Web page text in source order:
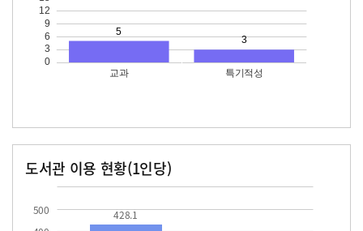
도서관 이용 현황(1인당)
500 428.1